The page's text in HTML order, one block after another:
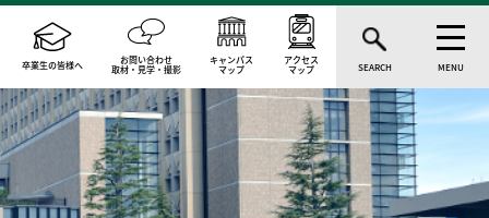
卒業生の皆様へ お問い合わせ
取材・見学・撮影
キャンパス
マップ
アクセス
マップ SEARCH MENU